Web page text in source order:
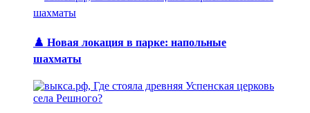
♟️ Новая локация в парке: напольные
шахматы